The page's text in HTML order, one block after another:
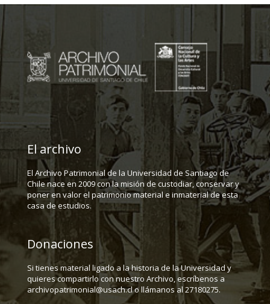
El archivo
El Archivo Patrimonial de la Universidad de Santiago de
Chile nace en 2009 con la misión de custodiar, conservar y
poner en valor el patrimonio material e inmaterial de esta
casa de estudios.
Donaciones
Si tienes material ligado a la historia de la Universidad y
quieres compartirlo con nuestro Archivo, escríbenos a
archivopatrimonial@usach.cl o llámanos al 27180275.